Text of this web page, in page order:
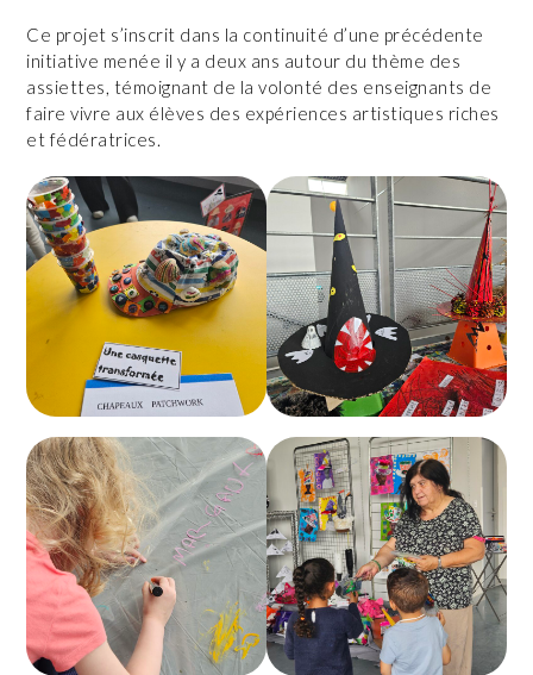
Ce projet s’inscrit dans la continuité d’une précédente
initiative menée il y a deux ans autour du thème des
assiettes, témoignant de la volonté des enseignants de
faire vivre aux élèves des expériences artistiques riches
et fédératrices.